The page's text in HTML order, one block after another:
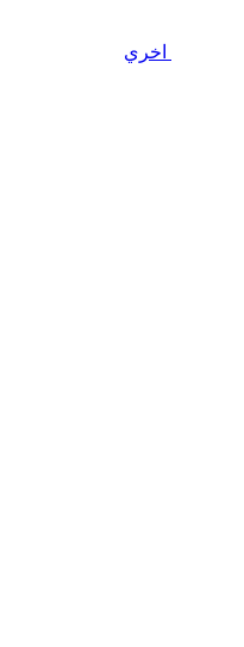
اخري